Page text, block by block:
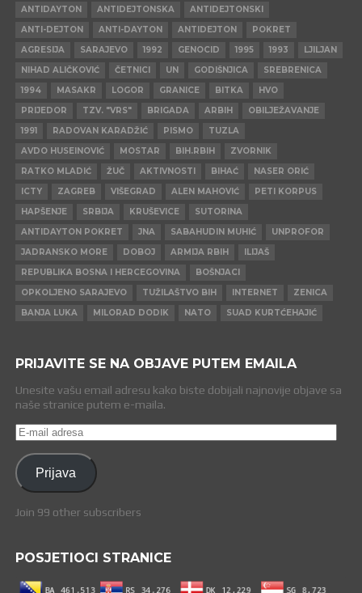
ANTIDAYTON
ANTIDEJTONSKA
ANTIDEJTONSKI
ANTI-DEJTON
ANTI-DAYTON ANTIDEJTON
POKRET
AGRESIJA
SARAJEVO 1992 GENOCID 1995 1993
LJILJAN
NIHAD ALIČKOVIĆ
ČETNICI UN GODIŠNJICA
SREBRENICA
1994
MASAKR LOGOR GRANICE BITKA
HVO
PRIJEDOR
TZV. "VRS" BRIGADA ARBIH
OBILJEŽAVANJE
1991
RADOVAN KARADŽIĆ PISMO
TUZLA
AVDO HUSEINOVIĆ
MOSTAR BIH.RBIH
ZVORNIK
RATKO MLADIĆ
ŽUČ AKTIVNOSTI BIHAĆ
NASER ORIĆ
ICTY
ZAGREB VIŠEGRAD ALEN MAHOVIĆ
PETI KORPUS
HAPŠENJE
SRBIJA KRUŠEVICE
SUTORINA
ANTIDAYTON POKRET
JNA SABAHUDIN MUHIĆ
UNPROFOR
JADRANSKO MORE
DOBOJ ARMIJA RBIH
ILIJAŠ
REPUBLIKA BOSNA I HERCEGOVINA
BOŠNJACI
OPKOLJENO SARAJEVO
TUŽILAŠTVO BIH INTERNET
ZENICA
BANJA LUKA
MILORAD DODIK NATO SUAD KURTĆEHAJIĆ
PRIJAVITE SE NA OBJAVE PUTEM EMAILA
Unesite vašu email adresu kako biste dobijali najnovije objave sa
naše stranice putem e-maila.
E-
mail
adresa
Prijava
Join 99 other subscribers
POSJETIOCI STRANICE